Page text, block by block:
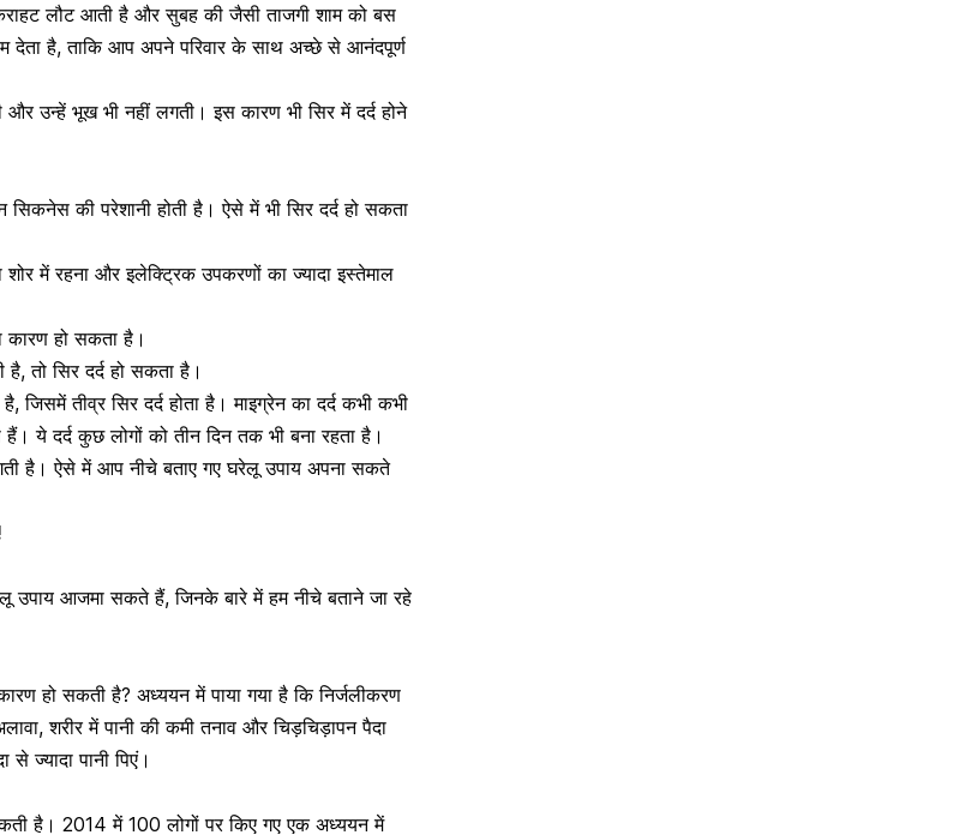
लौट आती है और सुबह की जैसी ताजगी शाम को बस
देता है, ताकि आप अपने परिवार के साथ अच्छे से आनंदपूर्ण
और उन्हें भूख भी नहीं लगती। इस कारण भी सिर में दर्द होने
की परेशानी होती है। ऐसे में भी सिर दर्द हो सकता
में रहना और इलेक्ट्रिक उपकरणों का ज्यादा इस्तेमाल
कारण हो सकता है।
है, तो सिर दर्द हो सकता है।
जिसमें तीव्र सिर दर्द होता है।माइग्रेन का दर्दकभी कभी
ये दर्द कुछ लोगों को तीन दिन तक भी बना रहता है।
है। ऐसे में आप नीचे बताए गए घरेलू उपाय अपना सकते
उपाय आजमा सकते हैं, जिनके बारे में हम नीचे बताने जा रहे
हो सकती है? अध्ययनमें पाया गया है किनिर्जलीकरण
शरीर में पानी की कमी तनाव और चिड़चिड़ापन पैदा
ज्यादा पानी पिएं।
है। 2014 में 100 लोगों पर किए गए एक अध्ययनमें